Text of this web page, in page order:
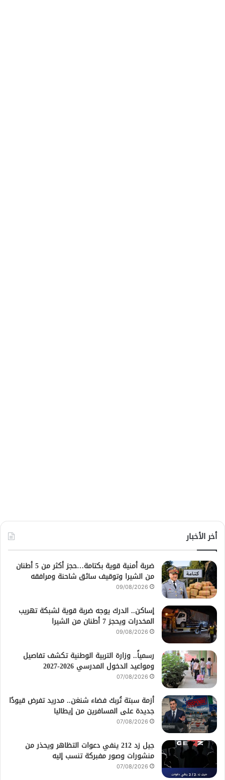
أخر الأخبار
ضربة أمنية قوية بكتامة…حجز أكثر من 5 أطنان
من الشيرا وتوقيف سائق شاحنة ومرافقه
09/08/2026
إساكن.. الدرك يوجه ضربة قوية لشبكة تهريب
المخدرات ويحجز 7 أطنان من الشيرا
09/08/2026
رسمياً.. وزارة التربية الوطنية تكشف تفاصيل
ومواعيد الدخول المدرسي 2026-2027
07/08/2026
أزمة سبتة تُربك فضاء شنغن.. مدريد تفرض قيودًا
جديدة على المسافرين من إيطاليا
07/08/2026
جيل زد 212 ينفي دعوات التظاهر ويحذر من
منشورات وصور مفبركة تنسب إليه
07/08/2026